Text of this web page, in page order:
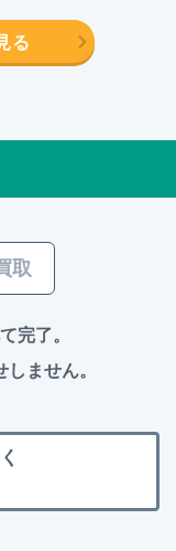
る
取
完了。
ません。